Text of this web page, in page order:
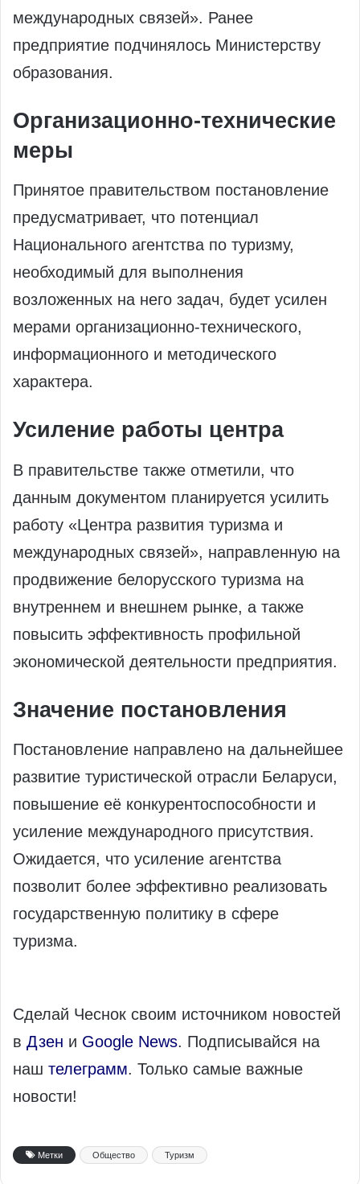
международных связей». Ранее
предприятие подчинялось Министерству
образования.
Организационно-технические
меры
Принятое правительством постановление
предусматривает, что потенциал
Национального агентства по туризму,
необходимый для выполнения
возложенных на него задач, будет усилен
мерами организационно-технического,
информационного и методического
характера.
Усиление работы центра
В правительстве также отметили, что
данным документом планируется усилить
работу «Центра развития туризма и
международных связей», направленную на
продвижение белорусского туризма на
внутреннем и внешнем рынке, а также
повысить эффективность профильной
экономической деятельности предприятия.
Значение постановления
Постановление направлено на дальнейшее
развитие туристической отрасли Беларуси,
повышение её конкурентоспособности и
усиление международного присутствия.
Ожидается, что усиление агентства
позволит более эффективно реализовать
государственную политику в сфере
туризма.
Сделай Чеснок своим источником новостей
в Дзен и Google News. Подписывайся на
наш телеграмм. Только самые важные
новости!
Метки Общество Туризм